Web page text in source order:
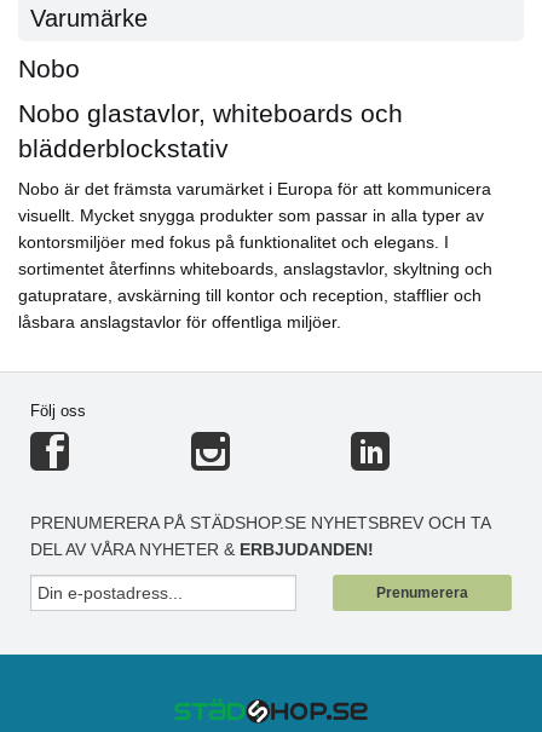
Varumärke
Nobo
Nobo glastavlor, whiteboards och
blädderblockstativ
Nobo är det främsta varumärket i Europa för att kommunicera
visuellt. Mycket snygga produkter som passar in alla typer av
kontorsmiljöer med fokus på funktionalitet och elegans. I
sortimentet återfinns whiteboards, anslagstavlor, skyltning och
gatupratare, avskärning till kontor och reception, stafflier och
låsbara anslagstavlor för offentliga miljöer.
Följ oss
PRENUMERERA PÅ STÄDSHOP.SE NYHETSBREV OCH TA
DEL AV VÅRA NYHETER & ERBJUDANDEN!
Prenumerera